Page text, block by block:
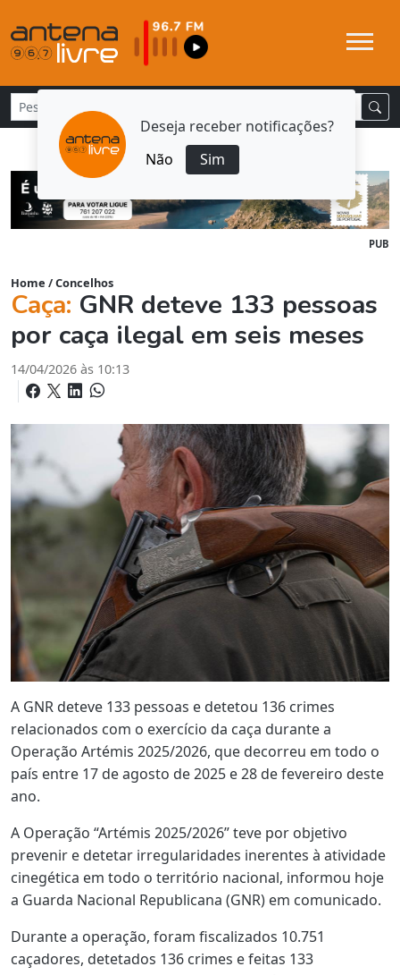
Deseja receber notificações?
Não
Sim
PUB
Home /Concelhos
Caça: GNR deteve 133 pessoas
por caça ilegal em seis meses
14/04/2026 às 10:13
A GNR deteve 133 pessoas e detetou 136 crimes
relacionados com o exercício da caça durante a
Operação Artémis 2025/2026, que decorreu em todo o
país entre 17 de agosto de 2025 e 28 de fevereiro deste
ano.
A Operação “Artémis 2025/2026” teve por objetivo
prevenir e detetar irregularidades inerentes à atividade
cinegética em todo o território nacional, informou hoje
a Guarda Nacional Republicana (GNR) em comunicado.
Durante a operação, foram fiscalizados 10.751
caçadores, detetados 136 crimes e feitas 133